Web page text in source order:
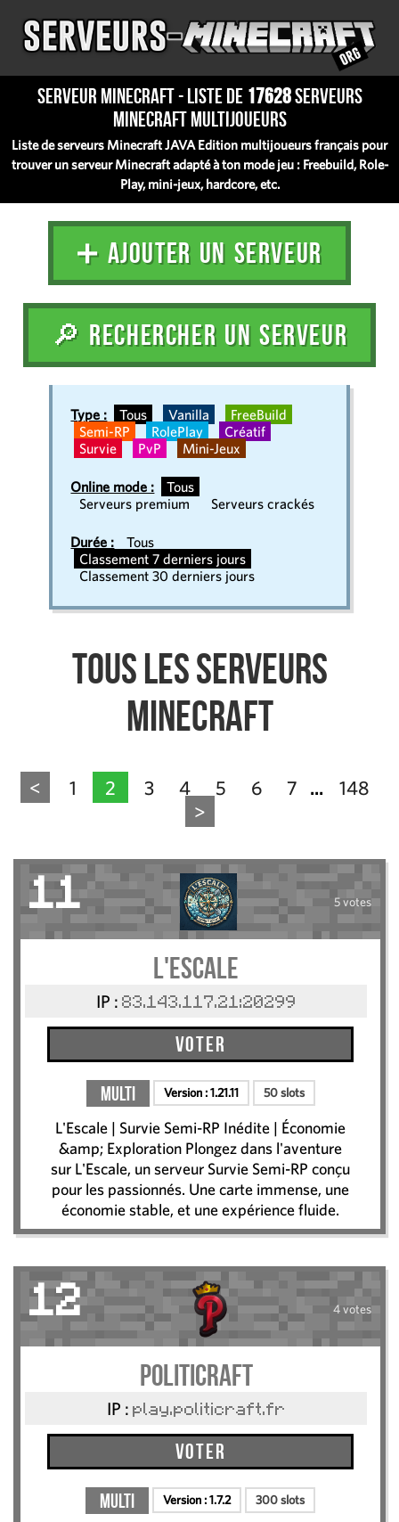
Serveur Minecraft - Liste de 17628serveurs
Minecraft multijoueurs
Liste de serveurs Minecraft JAVA Edition multijoueurs français pour
trouver un serveur Minecraft adapté à ton mode jeu : Freebuild, Role-
Play, mini-jeux, hardcore, etc.
➕ AJOUTER UN SERVEUR
🔎 RECHERCHER UN SERVEUR
Type : Tous Vanilla
FreeBuild
Semi-RP
RolePlay
Créatif
Survie
PvP Mini-Jeux
Online mode :
Tous
Serveurs premium
Serveurs crackés
Durée :
Tous
Classement 7 derniers jours
Classement 30 derniers jours
Tous les serveurs
Minecraft
< 1 2 3 4 5 6 7 ...
148
>
11 5 votes
L'Escale
IP : 83.143.117.21:20299
Voter
Multi Version :1.21.11 50 slots
L'Escale | Survie Semi-RP Inédite | Économie
&amp; Exploration Plongez dans l'aventure
sur L'Escale, un serveur Survie Semi-RP conçu
pour les passionnés. Une carte immense, une
économie stable, et une expérience fluide.
12 4 votes
Politicraft
IP : play.politicraft.fr
Voter
Multi Version :1.7.2 300 slots